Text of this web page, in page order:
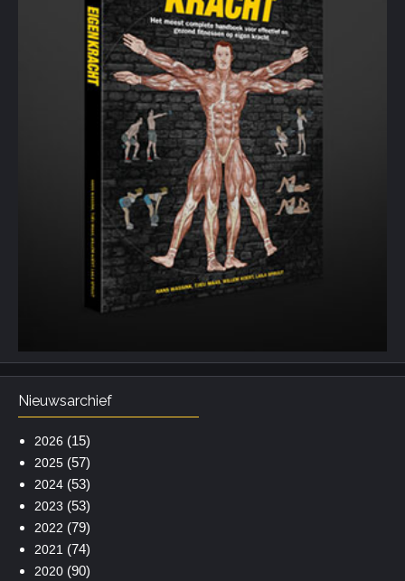
Nieuwsarchief
2026 (15)
2025(57)
2024(53)
2023 (53)
2022 (79)
2021 (74)
2020(90)